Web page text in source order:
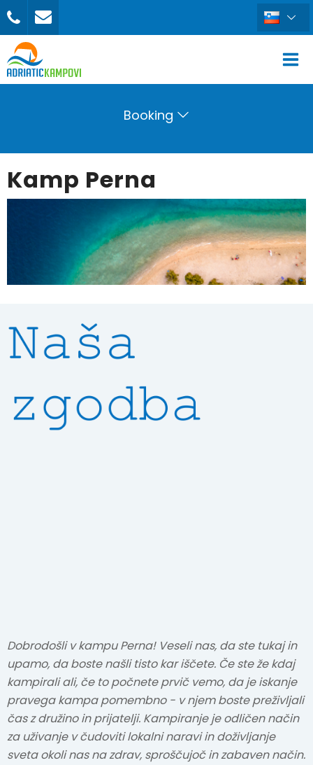
Booking
POŠLJITE ZAHTEVO
Kamp Perna
Dobrodošli v kampu Perna! Veseli nas, da ste tukaj in
upamo, da boste našli tisto kar iščete. Če ste že kdaj
kampirali ali, če to počnete prvič vemo, da je iskanje
pravega kampa pomembno - v njem boste preživljali
čas z družino in prijatelji. Kampiranje je odličen način
za uživanje v čudoviti lokalni naravi in doživljanje
sveta okoli nas na zdrav, sproščujoč in zabaven način.